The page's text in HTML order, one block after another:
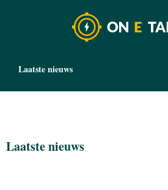
Laatste nieuws
Laatste nieuws